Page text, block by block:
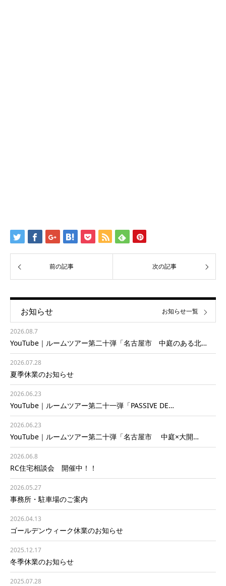
前の記事 次の記事
お知らせ
2026.08.7
YouTube｜ルームツアー第二十弾「名古屋市 中庭のある北…
2026.07.28
夏季休業のお知らせ
2026.06.23
YouTube｜ルームツアー第二十一弾「PASSIVE DE…
2026.06.23
YouTube｜ルームツアー第二十弾「名古屋市 中庭×大開…
2026.06.8
RC住宅相談会 開催中！！
2026.05.27
事務所・駐車場のご案内
2026.04.13
ゴールデンウィーク休業のお知らせ
2025.12.17
冬季休業のお知らせ
2025.07.28
お知らせ一覧